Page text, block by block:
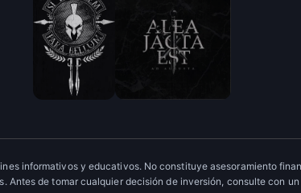
informativos y educativos. No constituye asesoramiento
de tomar cualquier decisión de inversión, consulte con